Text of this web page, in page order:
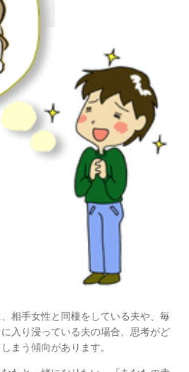
相手女性と同棲をしている夫や、 毎
入り浸っている夫の場合、 思考がど
まう傾向があります。